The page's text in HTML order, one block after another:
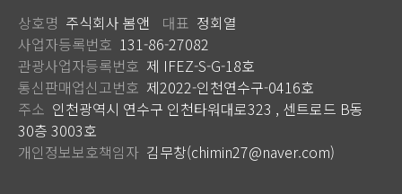
상호명 주식회사 봄앤 대표 정회열
사업자등록번호 131-86-27082
관광사업자등록번호 제 IFEZ-S-G-18호
통신판매업신고번호 제2022-인천연수구-0416호
주소 인천광역시 연수구 인천타워대로323 , 센트로드 B동
30층 3003호
개인정보보호책임자 김무창(chimin27@naver.com)